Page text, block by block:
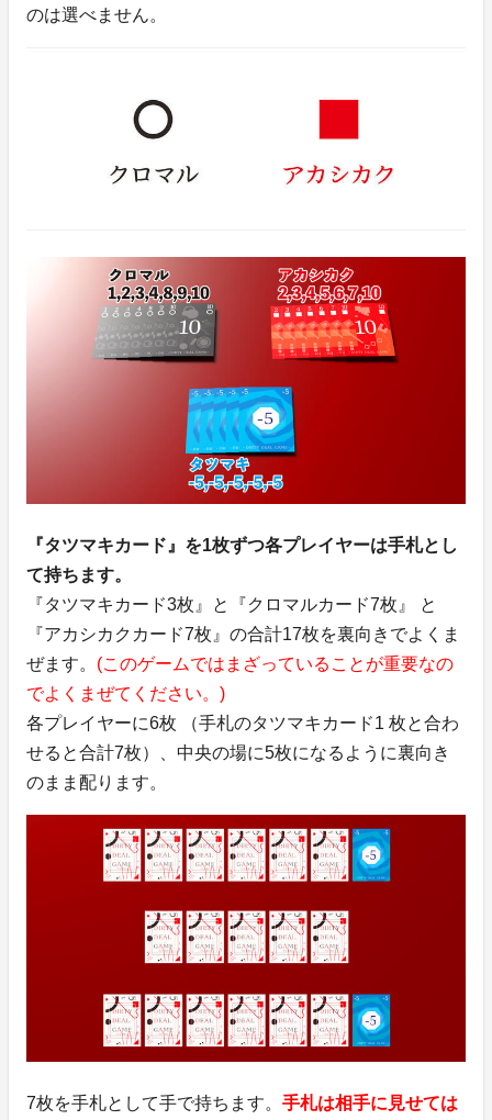
のは選べません。
『タツマキカード』を1枚ずつ各プレイヤーは手札とし
て持ちます。
『タツマキカード3枚』と『クロマルカード7枚』 と
『アカシカクカード7枚』の合計17枚を裏向きでよくま
ぜます。 (このゲームではまざっていることが重要なの
でよくまぜてください。)
各プレイヤーに6枚 （手札のタツマキカード1 枚と合わ
せると合計7枚）、中央の場に5枚になるように裏向き
のまま配ります。
7枚を手札として手で持ちます。 手札は相手に見せては